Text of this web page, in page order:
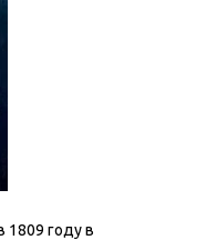
1809 году в